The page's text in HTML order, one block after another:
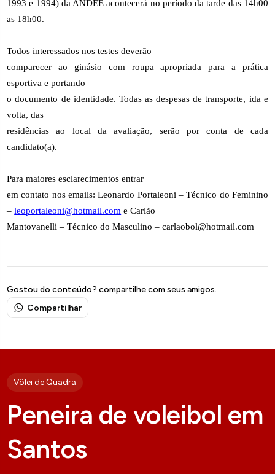
1993 e 1994) da ANDEE acontecerá no período da tarde das 14h00
as 18h00.
Todos interessados nos testes deverão
comparecer ao ginásio com roupa apropriada para a prática
esportiva e portando
o documento de identidade. Todas as despesas de transporte, ida e
volta, das
residências ao local da avaliação, serão por conta de cada
candidato(a).
Para maiores esclarecimentos entrar
em contato nos emails: Leonardo Portaleoni – Técnico do Feminino
–leoportaleoni@hotmail.com e Carlão
Mantovanelli – Técnico do Masculino – carlaobol@hotmail.com
Gostou do conteúdo? compartilhe com seus amigos.
Compartilhar
Vôlei de Quadra
Peneira de voleibol em
Santos